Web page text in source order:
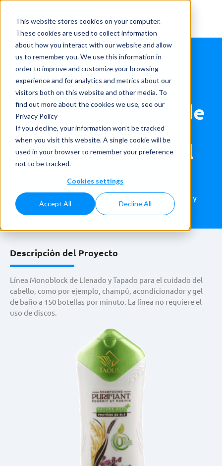
This website stores cookies on your computer.
These cookies are used to collect information
about how you interact with our website and allow
us to remember you. We use this information in
order to improve and customize your browsing
experience and for analytics and metrics about our
visitors both on this website and other media. To
find out more about the cookies we use, see our
Privacy Policy
If you decline, your information won’t be tracked
when you visit this website. A single cookie will be
used in your browser to remember your preference
not to be tracked.
Cookies settings
Accept All Decline All
Línea Monoblock de
llenado y tapado
para el cuidado del
cabello
Case studies»Aplicaciones
cabello y del cuerpo
»Línea Monoblock de llenado y
tapado para el cuidado del cabello
Descripción del Proyecto
Línea Monoblock de Llenado y Tapado para el cuidado del
cabello, como por ejemplo, champú, acondicionador y gel
de baño a 150 botellas por minuto. La línea no requiere el
uso de discos.